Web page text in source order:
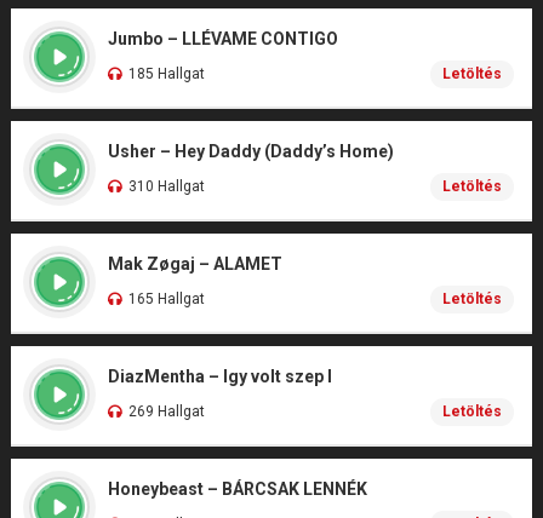
Jumbo – LLÉVAME CONTIGO
185 Hallgat Letöltés
Usher – Hey Daddy (Daddy’s Home)
310 Hallgat Letöltés
Mak Zøgaj – ALAMET
165 Hallgat Letöltés
DiazMentha – Igy volt szep I
269 Hallgat Letöltés
Honeybeast – BÁRCSAK LENNÉK